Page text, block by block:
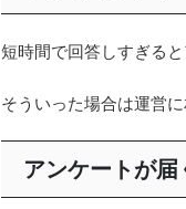
短時間で回答しすぎる
そういった場合は運営
アンケートが届